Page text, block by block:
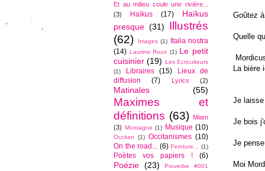
Goûtez
Quelle
La bière
Je
Je bois
Je
Moi
Et au milieu coule une rivière...
(3)
Haïkus (17)
Haïkus
presque (31)
Illustrés
(62)
Images (1)
Italia nostra
(14) Laurine Roux (1) Le petit
cuisinier (19)
Les Ecriculteurs
(1)
Libraires (15)
Lieux de
diffusion
(7) Lyrics (2)
Matinales (55)
Maximes et
définitions (63)
Miam
(3)
Montagne (1) Musique (10)
Occitan (1) Occitanismes (10)
On the road... (6) Peinture... (1)
Poètes vos papiers ! (6)
Poézie (23)
Proverbe #001